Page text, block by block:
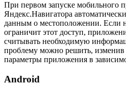
При первом запуске мобильного
Яндекс.Навигатора
данным о местоположении. Если
ограничит этот доступ,
считывать необходимую
проблему можно решить,
параметры приложения в
Android